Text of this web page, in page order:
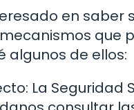
en saber
que
algunos de ellos:
La